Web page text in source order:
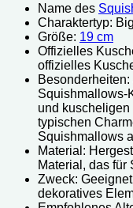
Name des
Charaktertyp:
Größe: 19 cm
Offizielles
offizielles
Squishmallows-
und kuscheligen
typischen
Squishmallows
Material:
Material, das für
Zweck:
dekoratives